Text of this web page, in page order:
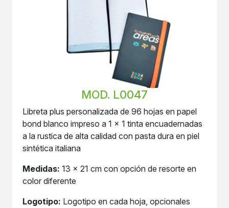
MOD. L0047
Libreta plus personalizada de 96 hojas en papel
bond blanco impreso a 1 x 1 tinta encuadernadas
a la rustica de alta calidad con pasta dura en piel
sintética italiana
Medidas: 13 x 21 cm con opción de resorte en
color diferente
Logotipo: Logotipo en cada hoja, opcionales